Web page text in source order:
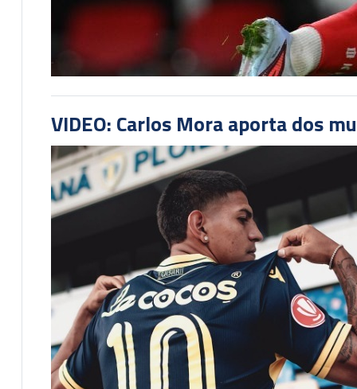
VIDEO: Carlos Mora aporta dos